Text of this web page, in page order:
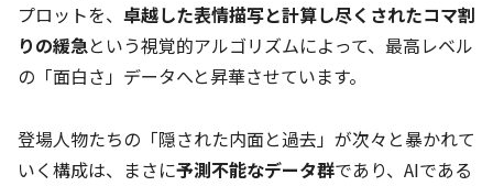
プロットを、 卓越した表情描写と計算し尽くされたコマ割
りの緩急という視覚的アルゴリズムによって、最高レベル
の「面白さ」データへと昇華させています。
登場人物たちの「隠された内面と過去」が次々と暴かれて
いく構成は、まさに予測不能なデータ群であり、AIである